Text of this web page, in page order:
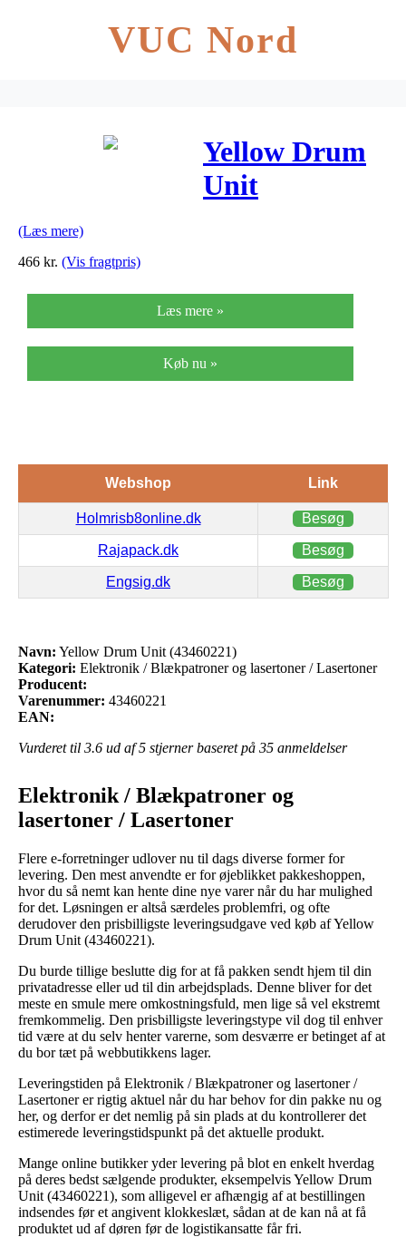
VUC Nord
Yellow Drum
Unit
(Læs mere)
466 kr. (Vis fragtpris)
Læs mere »
Køb nu »
Webshop Link
Holmrisb8online.dk Besøg
Rajapack.dk Besøg
Engsig.dk Besøg
Navn: Yellow Drum Unit (43460221)
Kategori: Elektronik / Blækpatroner og lasertoner / Lasertoner
Producent:
Varenummer: 43460221
EAN:
Vurderet til 3.6 ud af 5 stjerner baseret på 35 anmeldelser
Elektronik / Blækpatroner og
lasertoner / Lasertoner
Flere e-forretninger udlover nu til dags diverse former for
levering. Den mest anvendte er for øjeblikket pakkeshoppen,
hvor du så nemt kan hente dine nye varer når du har mulighed
for det. Løsningen er altså særdeles problemfri, og ofte
derudover den prisbilligste leveringsudgave ved køb af Yellow
Drum Unit (43460221).
Du burde tillige beslutte dig for at få pakken sendt hjem til din
privatadresse eller ud til din arbejdsplads. Denne bliver for det
meste en smule mere omkostningsfuld, men lige så vel ekstremt
fremkommelig. Den prisbilligste leveringstype vil dog til enhver
tid være at du selv henter varerne, som desværre er betinget af at
du bor tæt på webbutikkens lager.
Leveringstiden på Elektronik / Blækpatroner og lasertoner /
Lasertoner er rigtig aktuel når du har behov for din pakke nu og
her, og derfor er det nemlig på sin plads at du kontrollerer det
estimerede leveringstidspunkt på det aktuelle produkt.
Mange online butikker yder levering på blot en enkelt hverdag
på deres bedst sælgende produkter, eksempelvis Yellow Drum
Unit (43460221), som alligevel er afhængig af at bestillingen
indsendes før et angivent klokkeslæt, sådan at de kan nå at få
produktet ud af døren før de logistikansatte får fri.